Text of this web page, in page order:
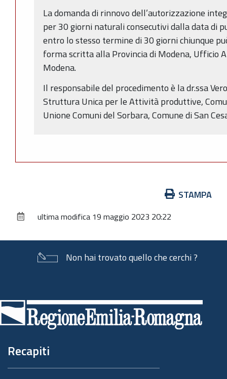
La domanda di rinnovo dell’autorizzazione
per 30 giorni naturali consecutivi dalla data di
entro lo stesso termine di 30 giorni chiunque
forma scritta alla Provincia di Modena, Ufficio
Modena.
Il responsabile del procedimento è la dr.ssa
Struttura Unica per le Attività produttive,
Unione Comuni del Sorbara, Comune di San
documento
STAMPA
ultima modifica 19 maggio 2023 20:22
Non hai trovato quello che cerchi ?
di
pagina
Recapiti